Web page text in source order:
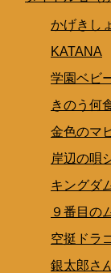
かげきし
KATANA
学園ベビ
きのう何
金色のマ
岸辺の唄
キングダ
９番目の
空挺ドラ
銀太郎さ